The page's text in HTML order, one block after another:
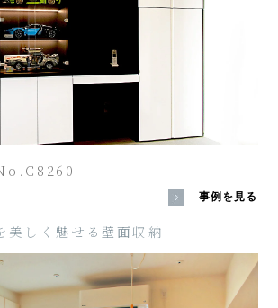
事例を見る
美しく魅せる壁面収納